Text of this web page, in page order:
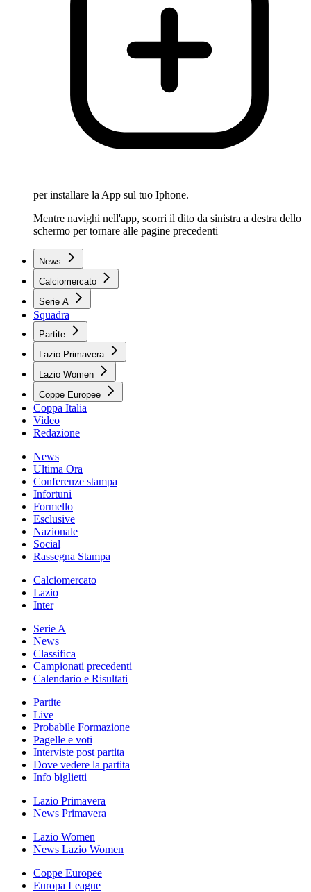
per installare la App sul tuo Iphone.
Mentre navighi nell'app, scorri il dito da sinistra a destra dello
schermo per tornare alle pagine precedenti
News
Calciomercato
Serie A
Squadra
Partite
Lazio Primavera
Lazio Women
Coppe Europee
Coppa Italia
Video
Redazione
News
Ultima Ora
Conferenze stampa
Infortuni
Formello
Esclusive
Nazionale
Social
Rassegna Stampa
Calciomercato
Lazio
Inter
Serie A
News
Classifica
Campionati precedenti
Calendario e Risultati
Partite
Live
Probabile Formazione
Pagelle e voti
Interviste post partita
Dove vedere la partita
Info biglietti
Lazio Primavera
News Primavera
Lazio Women
News Lazio Women
Coppe Europee
Europa League